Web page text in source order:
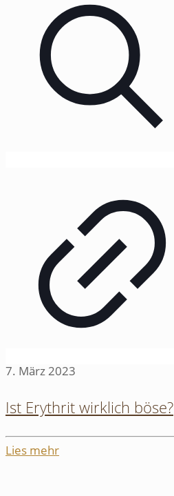
7. März 2023
Ist Erythrit wirklich böse?
Lies mehr